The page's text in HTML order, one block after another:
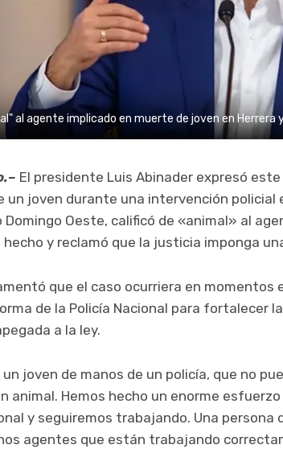
al agente implicado en muerte de joven en Herrera
El presidente Luis Abinader expresó
un joven durante una intervención policial
Domingo Oeste, calificó de «animal» al
y reclamó que la justicia imponga
que el caso ocurriera en momentos
de la Policía Nacional para fortalecer
a la ley.
joven de manos de un policía, que no
animal. Hemos hecho un enorme
y seguiremos trabajando. Una persona
agentes que están trabajando